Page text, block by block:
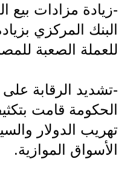
-زيادة مزادات بيع
البنك المركزي
للعملة الصعبة
-تشديد الرقابة
الحكومة قامت
تهريب الدولار
الأسواق الموازية.